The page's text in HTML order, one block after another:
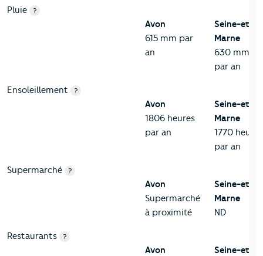
Pluie ?
Avon
615 mm par
an
Seine-et-
Marne
630 mm
par an
Ensoleillement ?
Avon
1806 heures
par an
Seine-et-
Marne
1770 heures
par an
Supermarché ?
Avon
Supermarché
à proximité
Seine-et-
Marne
ND
Restaurants ?
Avon
Seine-et-